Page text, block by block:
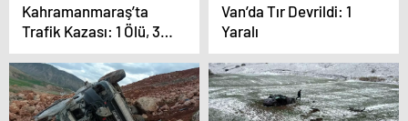
Kahramanmaraş’ta
Trafik Kazası: 1 Ölü, 3
Yaralı
Van’da Tır Devrildi: 1
Yaralı